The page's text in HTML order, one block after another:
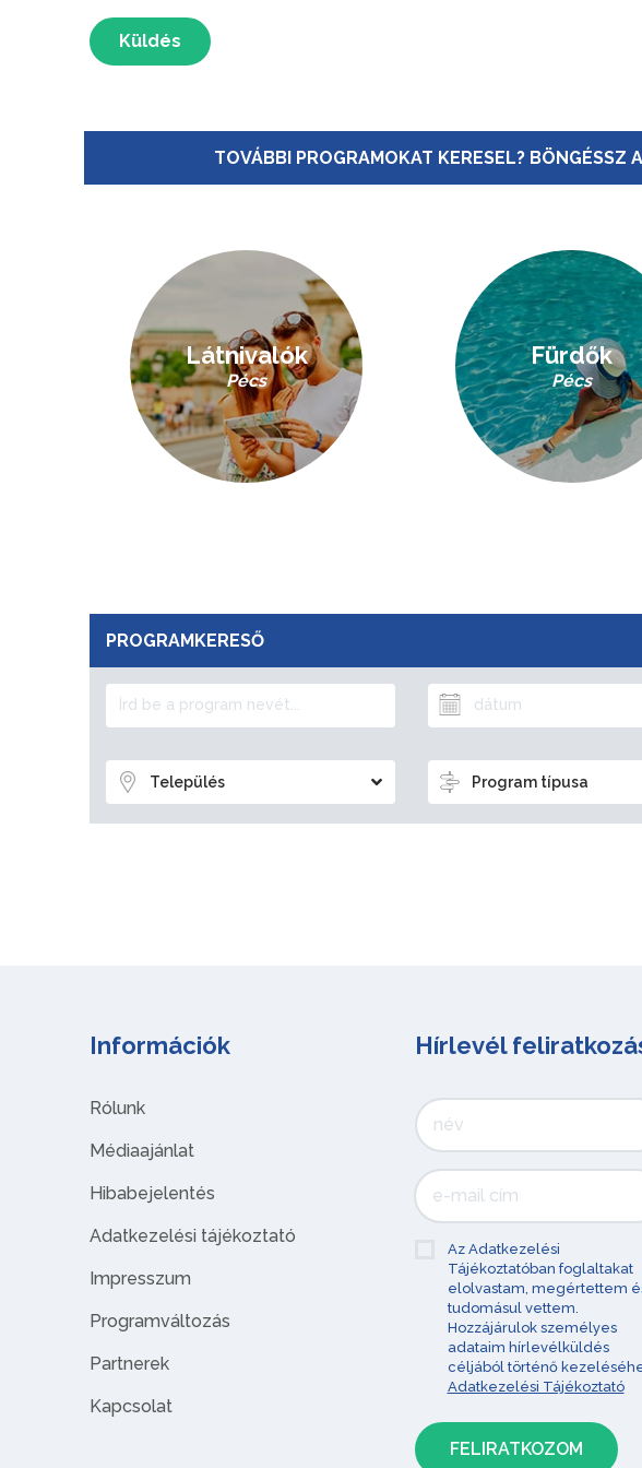
Küldés
TOVÁBBI PROGRAMOKAT KERESEL? BÖNGÉSSZ
Látnivalók
Pécs
Fürdők
Pécs
PROGRAMKERESŐ
Település Program típusa
Információk
Rólunk
Médiaajánlat
Hibabejelentés
Adatkezelési tájékoztató
Impresszum
Programváltozás
Partnerek
Kapcsolat
Hírlevél
Az Adatkezelési
Tájékoztatóban foglaltakat
elolvastam, megértettem
tudomásul vettem.
Hozzájárulok személyes
adataim hírlevélküldés
céljából történő
Adatkezelési Tájékoztató